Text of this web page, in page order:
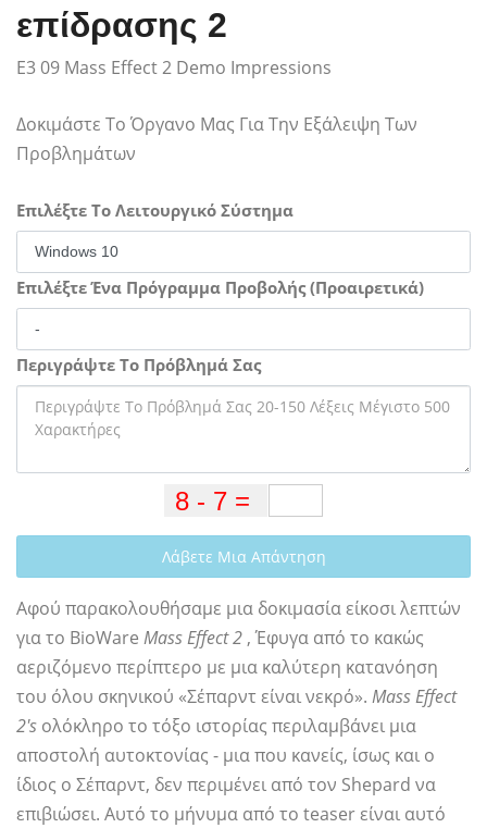
επίδρασης 2
E3 09 Mass Effect 2 Demo Impressions
Δοκιμάστε Το Όργανο Μας Για Την Εξάλειψη Των
Προβλημάτων
Επιλέξτε Το Λειτουργικό Σύστημα
Επιλέξτε Ένα Πρόγραμμα Προβολής (Προαιρετικά)
Περιγράψτε Το Πρόβλημά Σας
Λάβετε Μια Απάντηση
Αφού παρακολουθήσαμε μια δοκιμασία είκοσι λεπτών
για το BioWare Mass Effect 2 , Έφυγα από το κακώς
αεριζόμενο περίπτερο με μια καλύτερη κατανόηση
του όλου σκηνικού «Σέπαρντ είναι νεκρό». Mass Effect
2's ολόκληρο το τόξο ιστορίας περιλαμβάνει μια
αποστολή αυτοκτονίας - μια που κανείς, ίσως και ο
ίδιος ο Σέπαρντ, δεν περιμένει από τον Shepard να
επιβιώσει. Αυτό το μήνυμα από το teaser είναι αυτό